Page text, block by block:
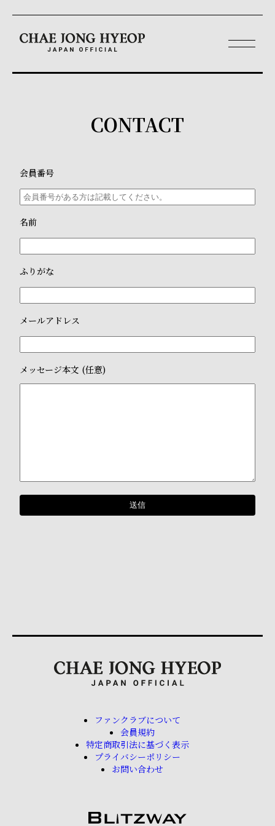
CONTACT
会員番号
名前
ふりがな
メールアドレス
メッセージ本文 (任意)
ファンクラブについて
会員規約
特定商取引法に基づく表示
プライバシーポリシー
お問い合わせ